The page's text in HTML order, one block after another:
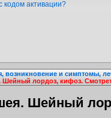
кодом активации?
возникновение и симптомы,
лордоз, кифоз.
Шейный